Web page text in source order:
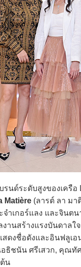
รนด์ระดับสูงของเครือ
Matière (ลารต์ ลา ม
เกอร์แลง และจินต
นสร้างแรงบันดาลใ
ดงชื่อดังและอินฟลูเ
ธิชนัน ศรีเสวก, คุณ
น